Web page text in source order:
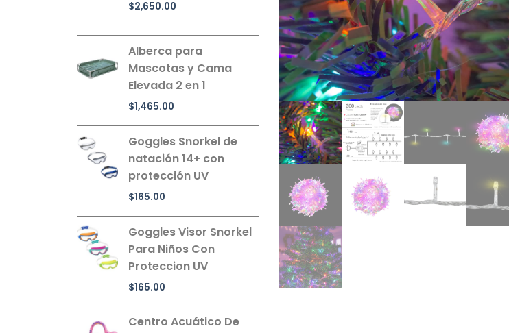
$2,650.00
Alberca para
Mascotas y Cama
Elevada 2 en 1
$1,465.00
Goggles Snorkel de
natación 14+ con
protección UV
$165.00
Goggles Visor Snorkel
Para Niños Con
Proteccion UV
$165.00
Centro Acuático De